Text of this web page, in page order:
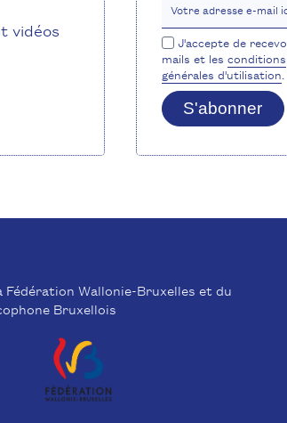
vidéos
Votre adresse e-mail
J'accepte de
mails et les conditions
générales d'utilisation.
S'abonner
Fédération Wallonie-Bruxelles et du
Bruxellois